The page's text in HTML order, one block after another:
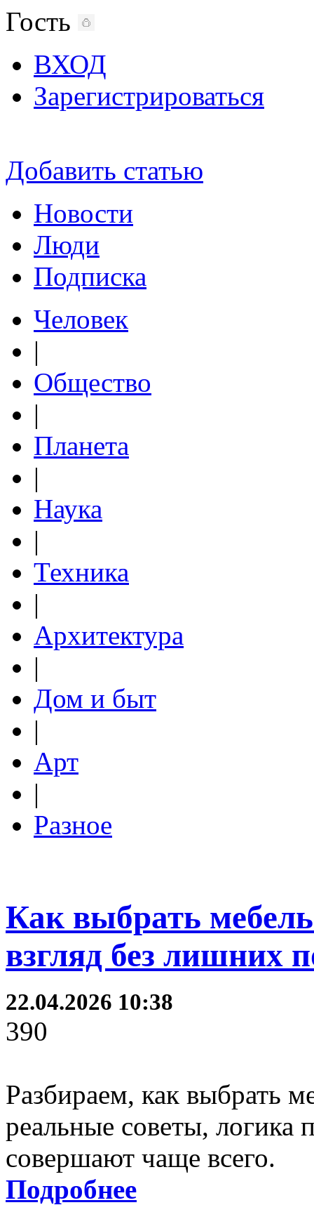
Гость
ВХОД
Зарегистрироваться
Добавить статью
Новости
Люди
Подписка
Человек
|
Общество
|
Планета
|
Наука
|
Техника
|
Архитектура
|
Дом и быт
|
Арт
|
Разное
Как выбрать
взгляд без лишних
22.04.2026 10:38
390
Разбираем, как выбрать
реальные советы,
совершают чаще всего.
Подробнее